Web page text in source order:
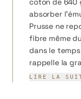
absorber
Prusse ne
fibre même
dans le
rappelle la
Nos formats
LIRE LA